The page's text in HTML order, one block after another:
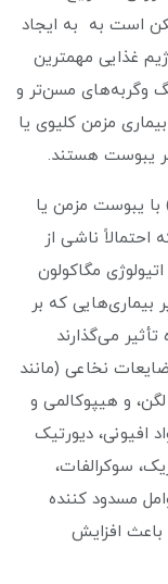
است به به ایجاد
غذایی مهمترین
وگربه‌های مسن‌تر و
مزمن کلیوی یا
یبوست هستند.
با یبوست مزمن یا
ناشی از
مگاکولون
که بر
می‌گذارند
ضایعات نخاعی (مانند
و هیپوکالمی و
افیونی، دیورتیک
سوکرالفات،
مسدود کننده
افزایش